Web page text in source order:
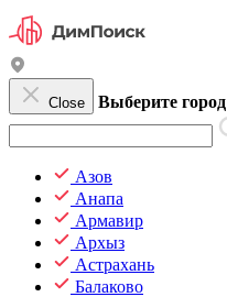
Close Выберите город
Азов
Анапа
Армавир
Архыз
Астрахань
Балаково